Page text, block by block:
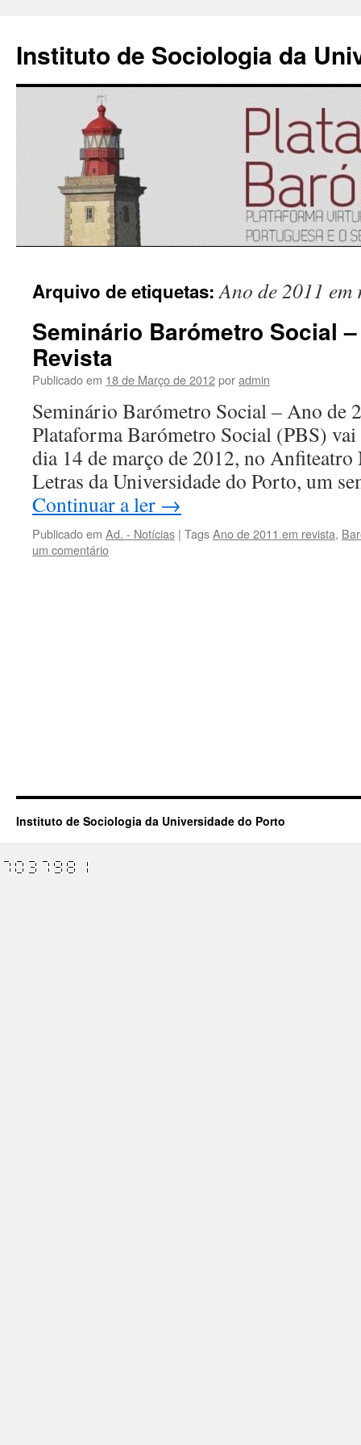
Instituto de Sociologia da
para
conteúdo
Arquivo de etiquetas:Ano de 2011 em
Seminário Barómetro Social
Revista
Publicado em 18 de Março de 2012poradmin
Seminário Barómetro Social – Ano de
Plataforma Barómetro Social (PBS)
dia 14 de março de 2012, no Anfiteatro
Letras da Universidade do Porto, um
Continuar a ler →
Publicado em Ad. - Notícias | TagsAno de 2011 em revista,
um comentário
Instituto de Sociologia da Universidade do Porto